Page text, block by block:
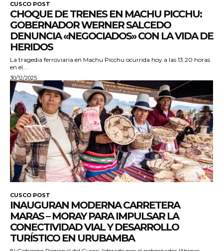
CUSCO POST
CHOQUE DE TRENES EN MACHU PICCHU:
GOBERNADOR WERNER SALCEDO
DENUNCIA «NEGOCIADOS» CON LA VIDA DE
HERIDOS
La tragedia ferroviaria en Machu Picchu ocurrida hoy a las 13:20 horas
en el...
30/12/2025
CUSCO POST
INAUGURAN MODERNA CARRETERA
MARAS – MORAY PARA IMPULSAR LA
CONECTIVIDAD VIAL Y DESARROLLO
TURÍSTICO EN URUBAMBA